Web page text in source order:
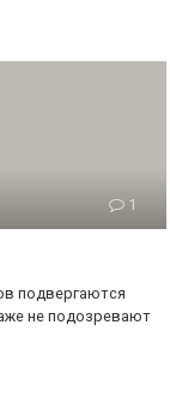
1
подвергаются
не подозревают